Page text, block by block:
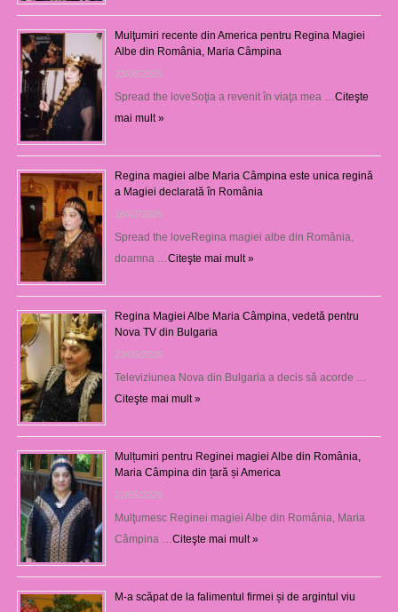
Mulţumiri recente din America pentru Regina Magiei
Albe din România, Maria Câmpina
23/08/2025
Spread the loveSoţia a revenit în viaţa mea …Citeşte
mai mult »
Regina magiei albe Maria Câmpina este unica regină
a Magiei declarată în România
16/07/2025
Spread the loveRegina magiei albe din România,
doamna …Citeşte mai mult »
Regina Magiei Albe Maria Câmpina, vedetă pentru
Nova TV din Bulgaria
23/05/2025
Televiziunea Nova din Bulgaria a decis să acorde …
Citeşte mai mult »
Mulțumiri pentru Reginei magiei Albe din România,
Maria Câmpina din țară și America
22/05/2025
Mulţumesc Reginei magiei Albe din România, Maria
Câmpina …Citeşte mai mult »
M-a scăpat de la falimentul firmei și de argintul viu